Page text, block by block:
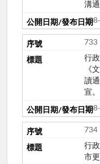
溝
733
行
《
讀
宣。
734
行
市